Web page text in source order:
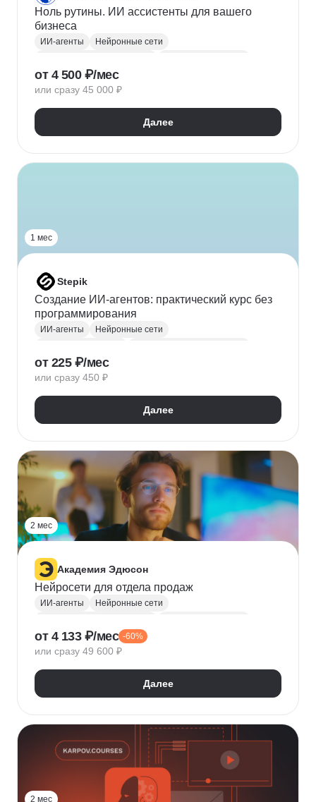
Ноль рутины. ИИ ассистенты для вашего
бизнеса
ИИ-агенты
Нейронные сети
Искусственный интеллект
от 4 500 ₽/мес
или сразу 45 000 ₽
Далее
1 мес
Stepik
Создание ИИ-агентов: практический курс без
программирования
ИИ-агенты
Нейронные сети
от 225 ₽/мес
или сразу 450 ₽
Далее
2 мес
Академия Эдюсон
Нейросети для отдела продаж
ИИ-агенты
Нейронные сети
Искусственный интеллект
Воронка продаж
Контроль качества
Прогнозирование
от 4 133 ₽/мес -60%
или сразу 49 600 ₽
Далее
2 мес